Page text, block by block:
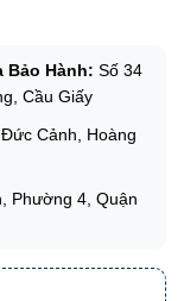
Bảo Hành: Số 34
Cầu Giấy
Cảnh, Hoàng
Phường 4, Quận